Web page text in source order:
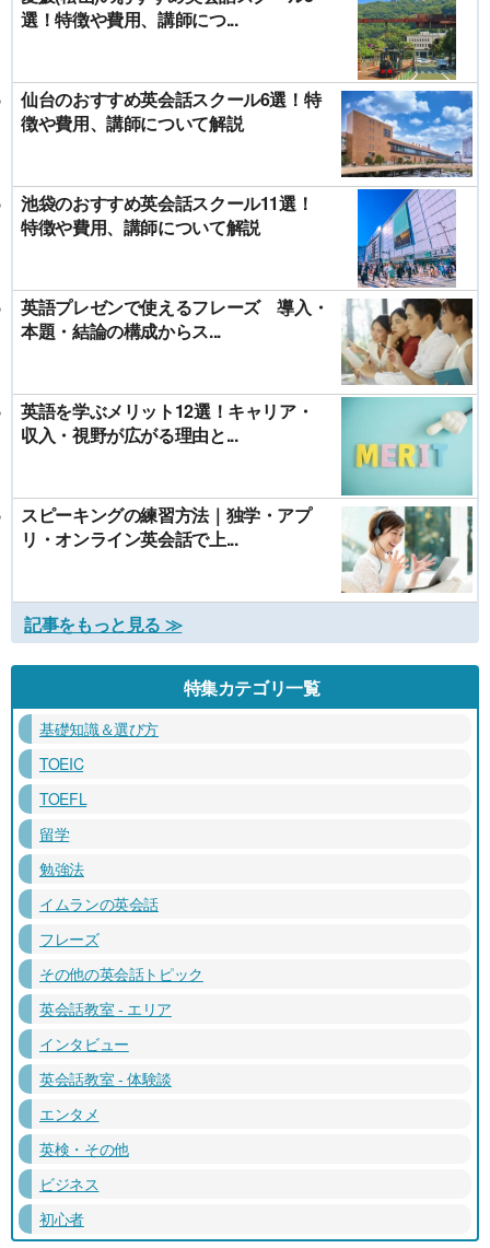
選！特徴や費用、講師につ...
仙台のおすすめ英会話スクール6選！特
徴や費用、講師について解説
池袋のおすすめ英会話スクール11選！
特徴や費用、講師について解説
英語プレゼンで使えるフレーズ 導入・
本題・結論の構成からス...
英語を学ぶメリット12選！キャリア・
収入・視野が広がる理由と...
スピーキングの練習方法｜独学・アプ
リ・オンライン英会話で上...
記事をもっと見る ≫
特集カテゴリ一覧
基礎知識＆選び方
TOEIC
TOEFL
留学
勉強法
イムランの英会話
フレーズ
その他の英会話トピック
英会話教室 - エリア
インタビュー
英会話教室 - 体験談
エンタメ
英検・その他
ビジネス
初心者